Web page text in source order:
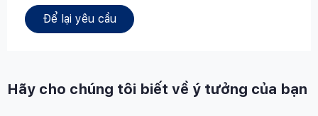
Để lại yêu cầu
Hãy cho chúng tôi biết về ý tưởng của bạn